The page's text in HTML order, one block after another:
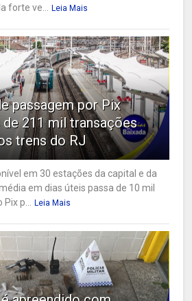
forte ve...
Leia Mais
passagem por Pix
211 mil transações
trens do RJ
em 30 estações da capital e da
em dias úteis passa de 10 mil
p...
Leia Mais